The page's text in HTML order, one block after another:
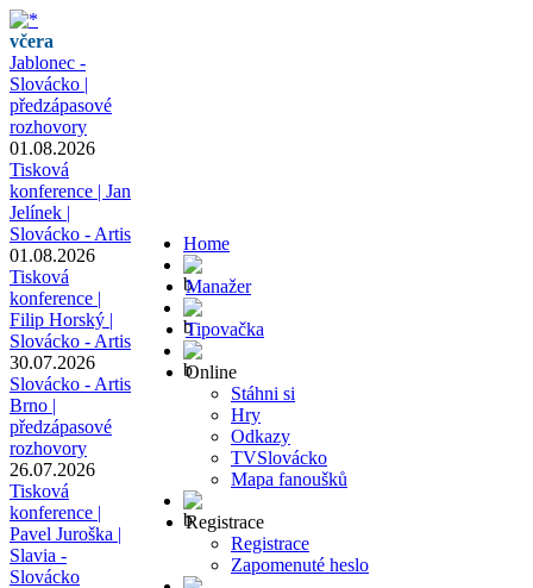
včera
Jablonec -
Slovácko |
předzápasové
rozhovory
01.08.2026
Tisková
konference | Jan
Jelínek |
Slovácko - Artis
01.08.2026
Tisková
konference |
Filip Horský |
Slovácko - Artis
30.07.2026
Slovácko - Artis
Brno |
předzápasové
rozhovory
26.07.2026
Tisková
konference |
Pavel Juroška |
Slavia -
Slovácko
Home
Manažer
Tipovačka
Online
Stáhni si
Hry
Odkazy
TVSlovácko
Mapa fanoušků
Registrace
Registrace
Zapomenuté heslo